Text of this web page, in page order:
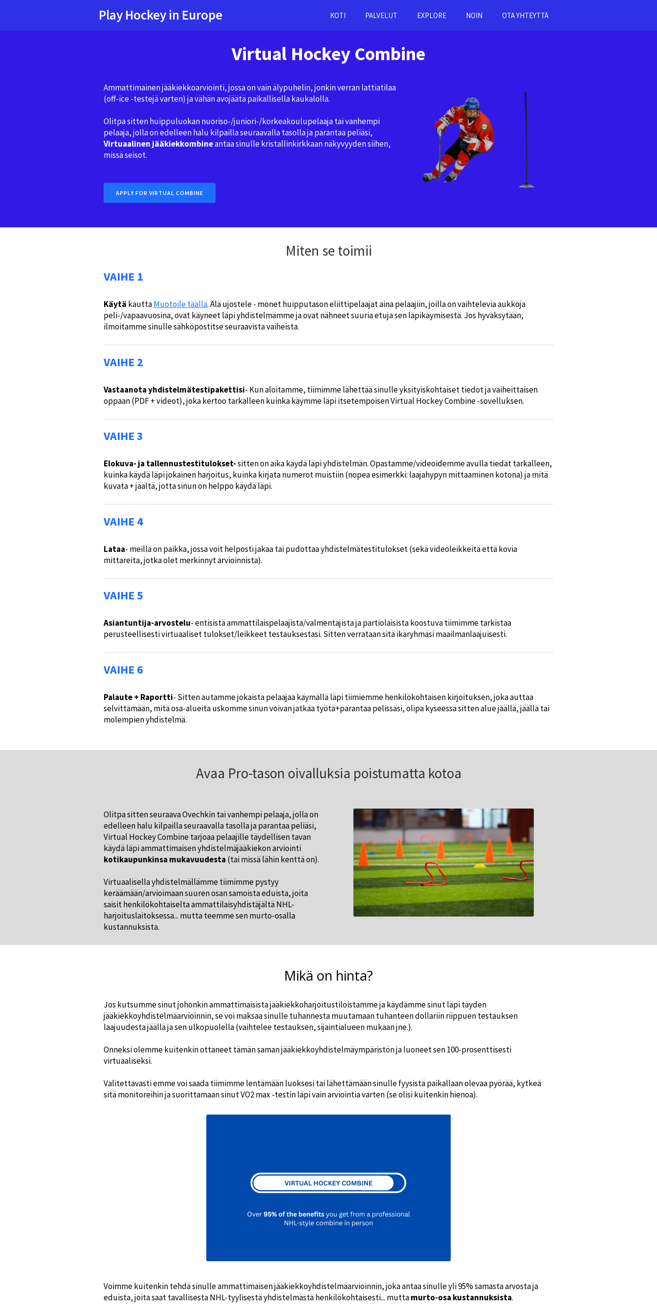
Play Hockey in Europe KOTI PALVELUT EXPLORE NOIN OTA YHTEYTTÄ
Virtual Hockey Combine
Ammattimainen jääkiekkoarviointi, jossa on vain älypuhelin, jonkin verran lattiatilaa
(off-ice -testejä varten) ja vähän avojäätä paikallisella kaukalolla.
Olitpa sitten huippuluokan nuoriso-/juniori-/korkeakoulupelaaja tai vanhempi
pelaaja, jolla on edelleen halu kilpailla seuraavalla tasolla ja parantaa peliäsi,
Virtuaalinen jääkiekkombineantaa sinulle kristallinkirkkaan näkyvyyden siihen,
missä seisot.
APPLY FOR VIRTUAL COMBINE
Miten se toimii
VAIHE 1
Käytä kauttaMuotoile täällä. Älä ujostele - monet huipputason eliittipelaajat aina pelaajiin, joilla on vaihtelevia aukkoja
peli-/vapaavuosina, ovat käyneet läpi yhdistelmämme ja ovat nähneet suuria etuja sen läpikäymisestä. Jos hyväksytään,
ilmoitamme sinulle sähköpostitse seuraavista vaiheista.
VAIHE 2
Vastaanota yhdistelmätestipakettisi- Kun aloitamme, tiimimme lähettää sinulle yksityiskohtaiset tiedot ja vaiheittaisen
oppaan (PDF + videot), joka kertoo tarkalleen kuinka käymme läpi itsetempoisen Virtual Hockey Combine -sovelluksen.
VAIHE 3
Elokuva- ja tallennustestitulokset-sitten on aika käydä läpi yhdistelmän. Opastamme/videoidemme avulla tiedät tarkalleen,
kuinka käydä läpi jokainen harjoitus, kuinka kirjata numerot muistiin (nopea esimerkki: laajahypyn mittaaminen kotona) ja mitä
kuvata + jäältä, jotta sinun on helppo käydä läpi.
VAIHE 4
Lataa- meillä on paikka, jossa voit helposti jakaa tai pudottaa yhdistelmätestitulokset (sekä videoleikkeitä että kovia
mittareita, jotka olet merkinnyt arvioinnista).
VAIHE 5
Asiantuntija-arvostelu- entisistä ammattilaispelaajista/valmentajista ja partiolaisista koostuva tiimimme tarkistaa
perusteellisesti virtuaaliset tulokset/leikkeet testauksestasi. Sitten verrataan sitä ikäryhmäsi maailmanlaajuisesti.
VAIHE 6
Palaute + Raportti- Sitten autamme jokaista pelaajaa käymällä läpi tiimiemme henkilökohtaisen kirjoituksen, joka auttaa
selvittämään, mitä osa-alueita uskomme sinun voivan jatkaa työtä+parantaa pelissäsi, olipa kyseessä sitten alue jäällä, jäällä tai
molempien yhdistelmä.
Avaa Pro-tason oivalluksia poistumatta kotoa
Olitpa sitten seuraava Ovechkin tai vanhempi pelaaja, jolla on
edelleen halu kilpailla seuraavalla tasolla ja parantaa peliäsi,
Virtual Hockey Combine tarjoaa pelaajille täydellisen tavan
käydä läpi ammattimaisen yhdistelmäjääkiekon arviointi
kotikaupunkinsa mukavuudesta (tai missä lähin kenttä on).
Virtuaalisella yhdistelmällämme tiimimme pystyy
keräämään/arvioimaan suuren osan samoista eduista, joita
saisit henkilökohtaiselta ammattilaisyhdistäjältä NHL-
harjoituslaitoksessa... mutta teemme sen murto-osalla
kustannuksista.
Mikä on hinta?
Jos kutsumme sinut johonkin ammattimaisista jääkiekkoharjoitustiloistamme ja käydämme sinut läpi täyden
jääkiekkoyhdistelmäarvioinnin, se voi maksaa sinulle tuhannesta muutamaan tuhanteen dollariin riippuen testauksen
laajuudesta jäällä ja sen ulkopuolella (vaihtelee testauksen, sijaintialueen mukaan jne.).
Onneksi olemme kuitenkin ottaneet tämän saman jääkiekkoyhdistelmäympäristön ja luoneet sen 100-prosenttisesti
virtuaaliseksi.
Valitettavasti emme voi saada tiimimme lentämään luoksesi tai lähettämään sinulle fyysistä paikallaan olevaa pyörää, kytkeä
sitä monitoreihin ja suorittamaan sinut VO2 max -testin läpi vain arviointia varten (se olisi kuitenkin hienoa).
Voimme kuitenkin tehdä sinulle ammattimaisen jääkiekkoyhdistelmäarvioinnin, joka antaa sinulle yli 95% samasta arvosta ja
eduista, joita saat tavallisesta NHL-tyylisestä yhdistelmästä henkilökohtaisesti... muttamurto-osa kustannuksista.